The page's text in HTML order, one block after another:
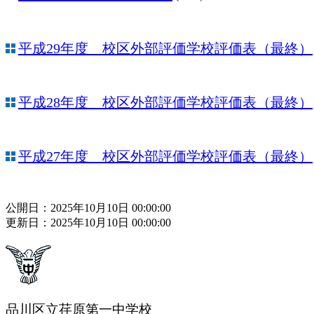
平成29年度 校区外部評価学校評価表（最終）
平成28年度 校区外部評価学校評価表（最終）
平成27年度 校区外部評価学校評価表（最終）
公開日：2025年10月10日 00:00:00
更新日：2025年10月10日 00:00:00
品川区立荏原第一中学校